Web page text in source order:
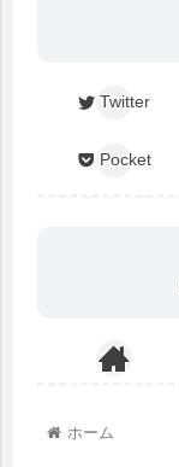
Twitter
Pocket
ホーム